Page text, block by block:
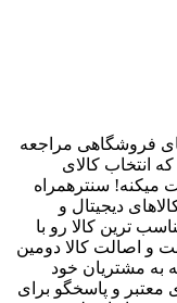
فروشگاهی مراجعه
انتخاب کالای
میکنه! سنترهمراه
دیجیتال و
ترین کالا رو با
و اصالت کالا دومین
به مشتریان خود
معتبر و پاسخگو برای